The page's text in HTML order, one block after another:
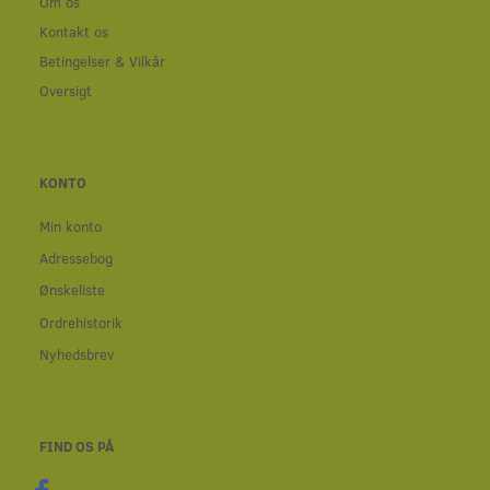
Kontakt os
Betingelser & Vilkår
Oversigt
KONTO
Min konto
Adressebog
Ønskeliste
Ordrehistorik
Nyhedsbrev
FIND OS PÅ